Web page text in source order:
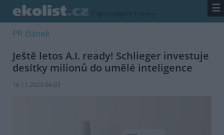
/ zpravodajství / zprávy ☰
PR článek
Ještě letos A.I. ready! Schlieger investuje
desítky milionů do umělé inteligence
16.11.2023 06:03